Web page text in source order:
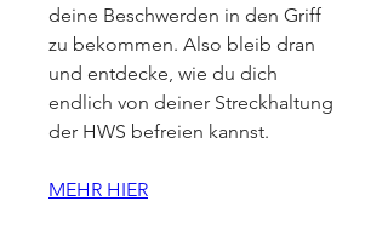
deine Beschwerden in den Griff
zu bekommen. Also bleib dran
und entdecke, wie du dich
endlich von deiner Streckhaltung
der HWS befreien kannst.
MEHR HIER